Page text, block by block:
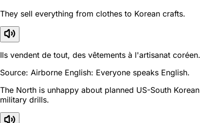
They sell everything from clothes to Korean crafts.
Ils vendent de tout, des vêtements à l'artisanat coréen.
Source: Airborne English: Everyone speaks English.
The North is unhappy about planned US-South Korean
military drills.